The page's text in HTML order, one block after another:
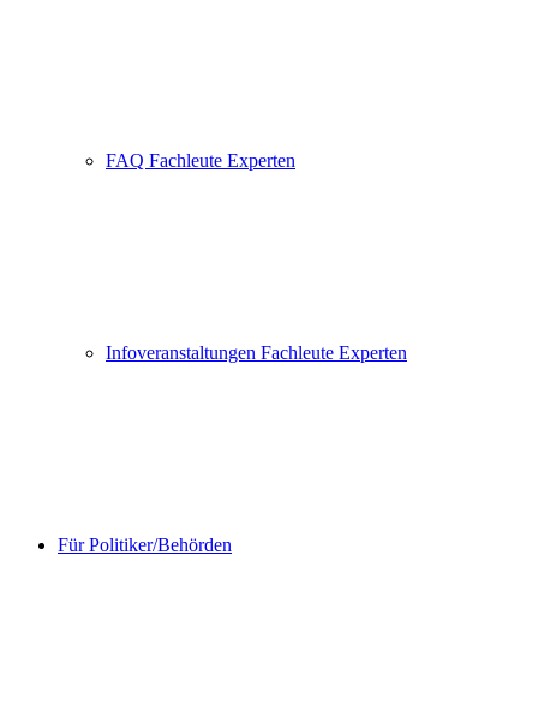
FAQ Fachleute Experten
Infoveranstaltungen Fachleute Experten
Für Politiker/Behörden